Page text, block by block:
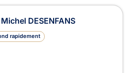
DESENFANS
rapidement